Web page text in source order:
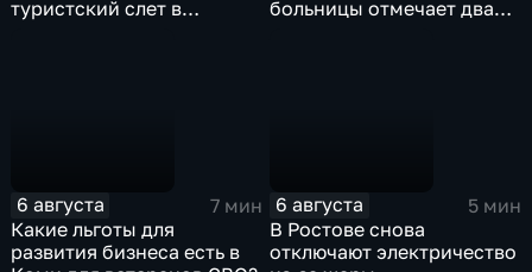
туристский слет в
больницы отмечает два
6 августа
7 мин
Какие льготы для
развития бизнеса есть в
6 августа
5 мин
В Ростове снова
отключают электричество